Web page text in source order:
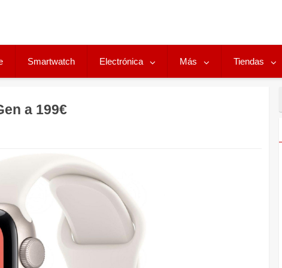
Smartwatch Electrónica Más Tiendas
a 199€